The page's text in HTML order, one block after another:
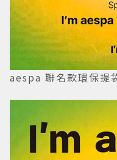
aespa 聯名款環保提